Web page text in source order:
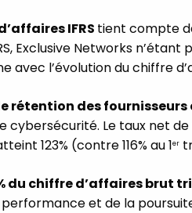
IFRS tient compte
Exclusive Networks
avec l’évolution du chiffre
rétention des
cybersécurité. Le taux net de
123% (contre 116% au 1er
du chiffre d’affaires brut
et de la